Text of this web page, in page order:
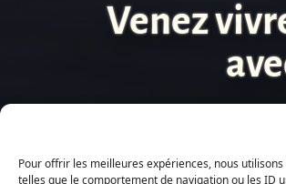
Pour offrir les meilleures expériences, nous
telles que le comportement de navigation ou les ID
Venez